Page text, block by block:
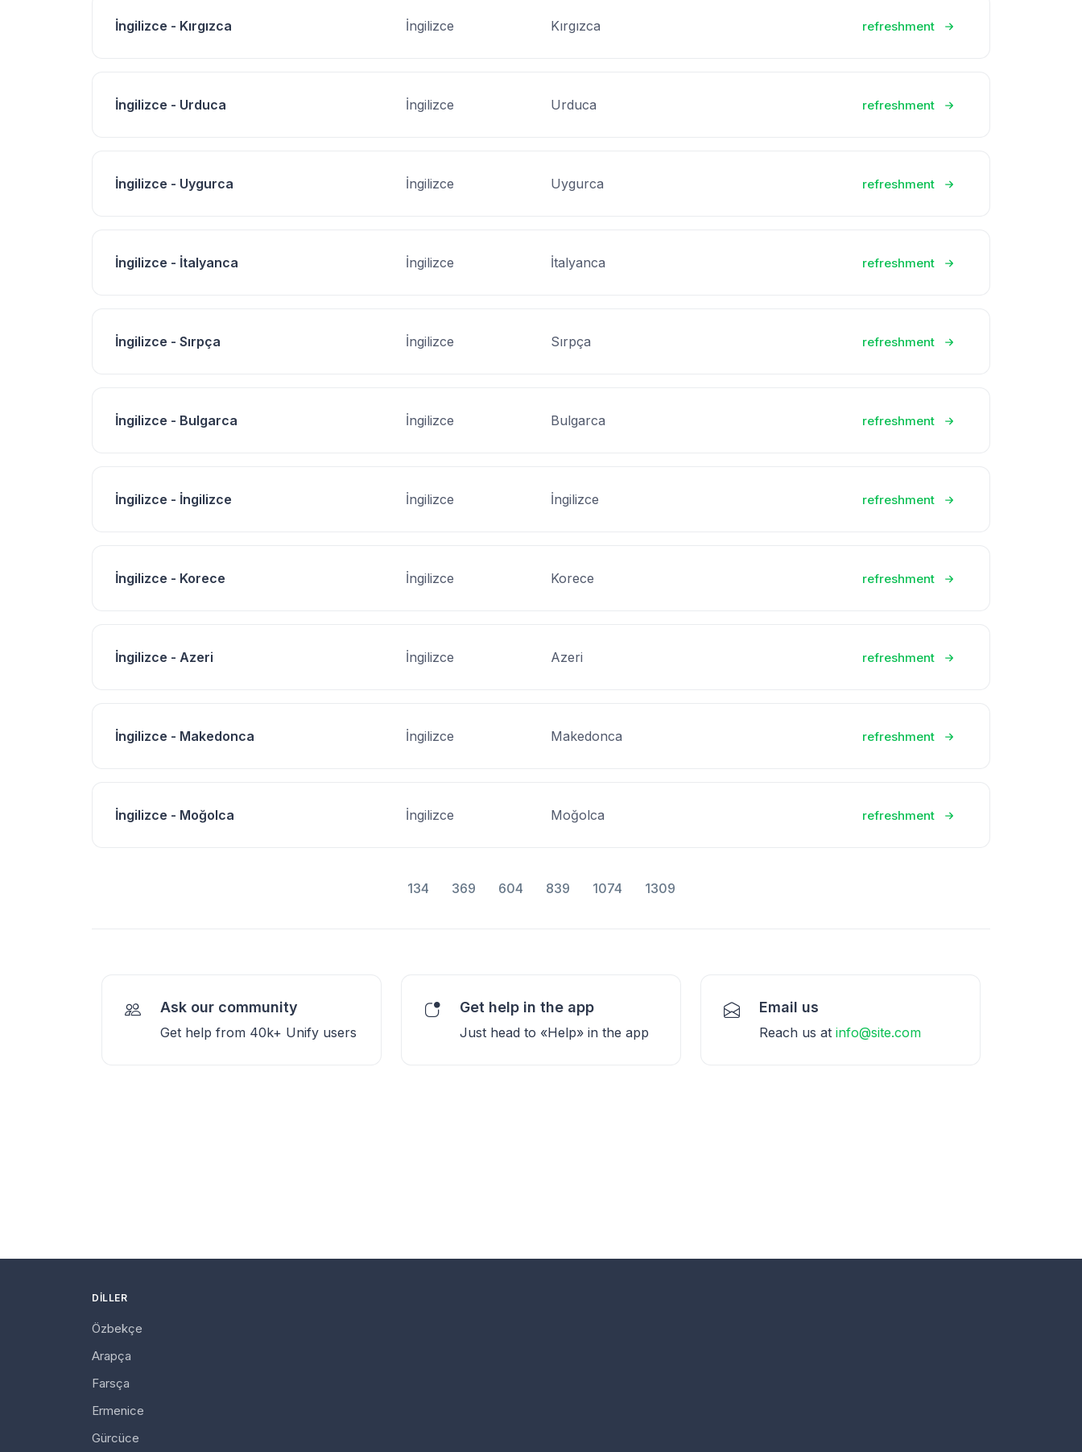
İngilizce - Kırgızca İngilizce Kırgızca refreshment
İngilizce - Urduca İngilizce Urduca refreshment
İngilizce - Uygurca İngilizce Uygurca refreshment
İngilizce - İtalyanca İngilizce İtalyanca refreshment
İngilizce - Sırpça İngilizce Sırpça refreshment
İngilizce - Bulgarca İngilizce Bulgarca refreshment
İngilizce - İngilizce İngilizce İngilizce refreshment
İngilizce - Korece İngilizce Korece refreshment
İngilizce - Azeri İngilizce Azeri refreshment
İngilizce - Makedonca İngilizce Makedonca refreshment
İngilizce - Moğolca İngilizce Moğolca refreshment
134 369 604 839 1074 1309
Ask our community
Get help from 40k+ Unify users
Get help in the app
Just head to «Help» in the app
Email us
Reach us at info@site.com
DILLER
Özbekçe
Arapça
Farsça
Ermenice
Gürcüce